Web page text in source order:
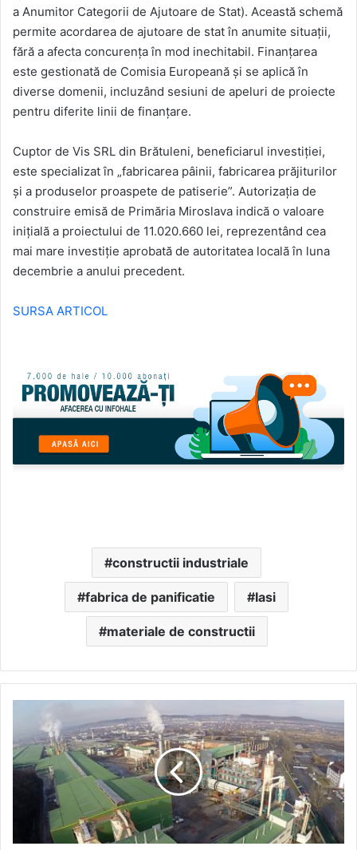
a Anumitor Categorii de Ajutoare de Stat). Această schemă
permite acordarea de ajutoare de stat în anumite situații,
fără a afecta concurența în mod inechitabil. Finanțarea
este gestionată de Comisia Europeană și se aplică în
diverse domenii, incluzând sesiuni de apeluri de proiecte
pentru diferite linii de finanțare.
Cuptor de Vis SRL din Brătuleni, beneficiarul investiției,
este specializat în „fabricarea pâinii, fabricarea prăjiturilor
și a produselor proaspete de patiserie”. Autorizația de
construire emisă de Primăria Miroslava indică o valoare
inițială a proiectului de 11.020.660 lei, reprezentând cea
mai mare investiție aprobată de autoritatea locală în luna
decembrie a anului precedent.
SURSA ARTICOL
constructii industriale
fabrica de panificatie Iasi
materiale de constructii
România
înregistrează
o
cifră
peste